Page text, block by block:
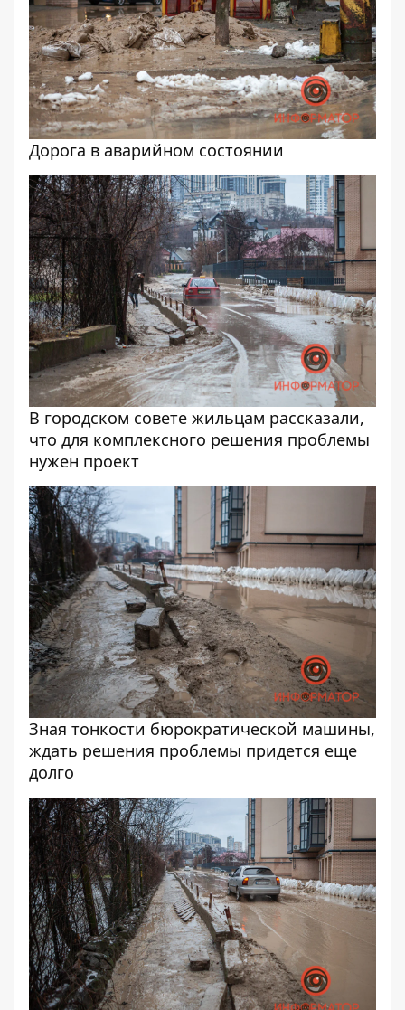
Дорога в аварийном состоянии
В городском совете жильцам рассказали,
что для комплексного решения проблемы
нужен проект
Зная тонкости бюрократической машины,
ждать решения проблемы придется еще
долго